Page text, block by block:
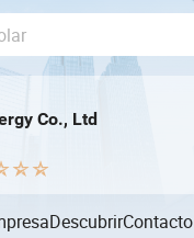
Co., Ltd
DescubrirContacto